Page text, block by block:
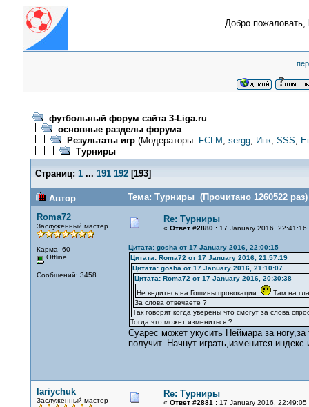
Добро пожаловать,
футбольный форум сайта 3-Liga.ru
основные разделы форума
Результаты игр(Модераторы: FCLM , sergg, Инк, SSS,
Турниры
Страниц: 1 ... 191 192[193]
Автор
Тема: Турниры (Прочитано 1260522 раз)
Roma72
Заслуженный мастер
Карма -60
Offline
Сообщений: 3458
Re: Турниры
« Ответ #2880 :17 January 2016, 22:41:16
Цитата: gosha от 17 January 2016, 22:00:15
Цитата: Roma72 от 17 January 2016, 21:57:19
Цитата: gosha от 17 January 2016, 21:10:07
Цитата: Roma72 от 17 January 2016, 20:30:38
Не ведитесь на Гошины провокации
Там на
За слова отвечаете ?
Так говорят когда уверены что смогут за слова
Тогда что может измениться ?
Суарес может укусить Неймара за
получит. Начнут играть,изменится индекс
lariychuk
Заслуженный мастер
Re: Турниры
« Ответ #2881 :17 January 2016, 22:49:05